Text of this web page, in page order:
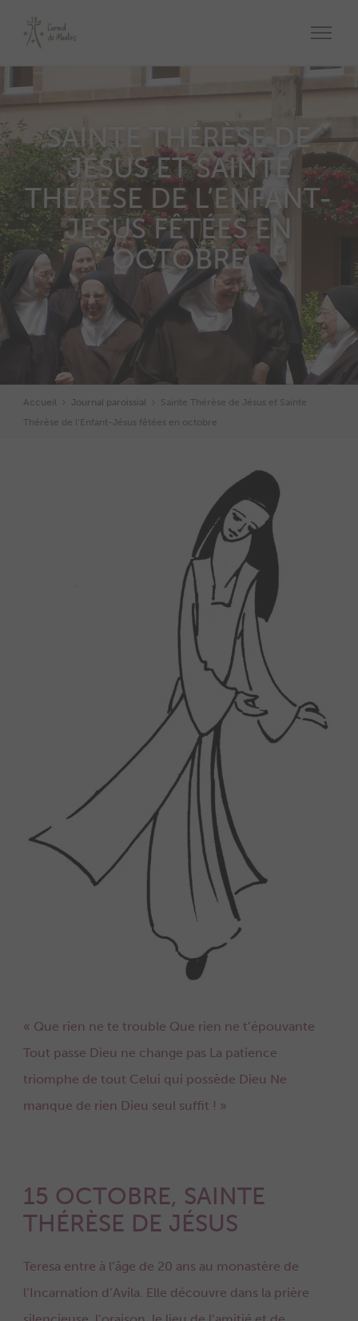
SAINTE THÉRÈSE DE
JÉSUS ET SAINTE
THÉRÈSE DE L’ENFANT-
JÉSUS FÊTÉES EN
OCTOBRE
Accueil Journal paroissial
Sainte Thérèse de Jésus et Sainte
Thérèse de l’Enfant-Jésus fêtées en octobre
« Que rien ne te trouble Que rien ne t’épouvante
Tout passe Dieu ne change pas La patience
triomphe de tout Celui qui possède Dieu Ne
manque de rien Dieu seul suffit ! »
15 OCTOBRE, SAINTE
THÉRÈSE DE JÉSUS
Teresa entre à l’âge de 20 ans au monastère de
l’Incarnation d’Avila. Elle découvre dans la prière